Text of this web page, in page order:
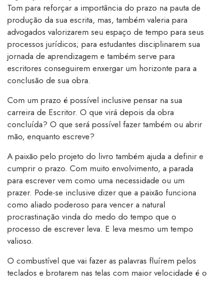
Tom para reforçar a importância do prazo na pauta de
produção da sua escrita, mas, também valeria para
advogados valorizarem seu espaço de tempo para seus
processos jurídicos; para estudantes disciplinarem sua
jornada de aprendizagem e também serve para
escritores conseguirem enxergar um horizonte para a
conclusão de sua obra.
Com um prazo é possível inclusive pensar na sua
carreira de Escritor. O que virá depois da obra
concluída? O que será possível fazer também ou abrir
mão, enquanto escreve?
A paixão pelo projeto do livro também ajuda a definir e
cumprir o prazo. Com muito envolvimento, a parada
para escrever vem como uma necessidade ou um
prazer. Pode-se inclusive dizer que a paixão funciona
como aliado poderoso para vencer a natural
procrastinação vinda do medo do tempo que o
processo de escrever leva. E leva mesmo um tempo
valioso.
O combustível que vai fazer as palavras fluírem pelos
teclados e brotarem nas telas com maior velocidade é o